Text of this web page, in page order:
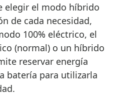
elegir el modo híbrido
de cada necesidad,
100% eléctrico, el
(normal) o un híbrido
reservar energía
batería para utilizarla